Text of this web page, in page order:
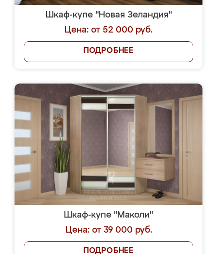
Шкаф-купе "Новая Зеландия"
Цена: от 52 000 руб.
ПОДРОБНЕЕ
Шкаф-купе "Маколи"
Цена: от 39 000 руб.
ПОДРОБНЕЕ